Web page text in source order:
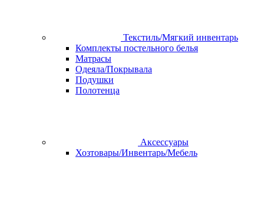
Текстиль/Мягкий инвентарь
Комплекты постельного белья
Матрасы
Одеяла/Покрывала
Подушки
Полотенца
Аксессуары
Хозтовары/Инвентарь/Мебель